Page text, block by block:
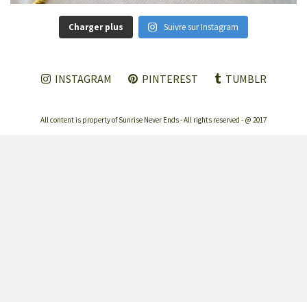
Charger plus Suivre sur Instagram
INSTAGRAM PINTEREST TUMBLR
All content is property of Sunrise Never Ends - All rights reserved - @ 2017